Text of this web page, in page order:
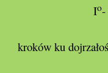
Io-
kroków ku